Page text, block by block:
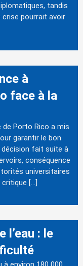
tandis
pourrait avoir
à
face à la
de Porto Rico a mis
garantir le bon
fait suite à
conséquence
universitaires
[…]
l’eau : le